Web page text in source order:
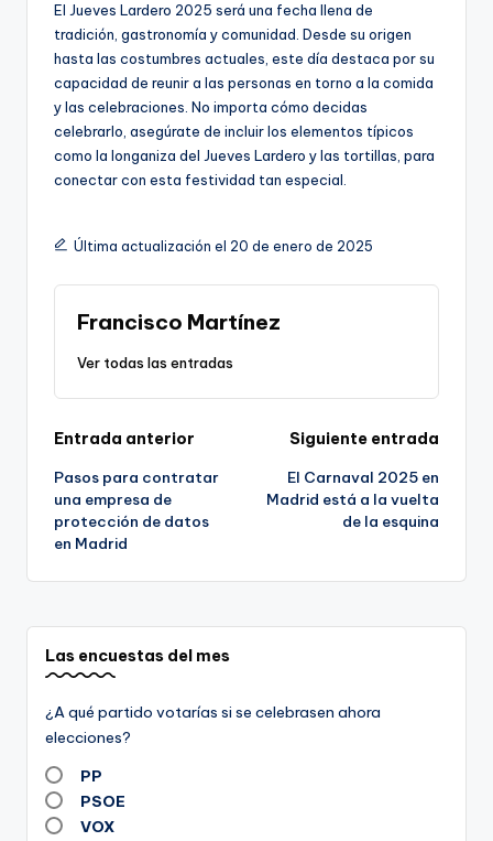
El Jueves Lardero 2025 será una fecha llena de
tradición, gastronomía y comunidad. Desde su origen
hasta las costumbres actuales, este día destaca por su
capacidad de reunir a las personas en torno a la comida
y las celebraciones. No importa cómo decidas
celebrarlo, asegúrate de incluir los elementos típicos
como la longaniza del Jueves Lardero y las tortillas, para
conectar con esta festividad tan especial.
Última actualización el 20 de enero de 2025
Francisco Martínez
Ver todas las entradas
Navegación
de
entradas
Entrada anterior
Pasos para contratar
una empresa de
protección de datos
en Madrid
Siguiente entrada
El Carnaval 2025 en
Madrid está a la vuelta
de la esquina
Las encuestas del mes
¿A qué partido votarías si se celebrasen ahora
elecciones?
PP
PSOE
VOX